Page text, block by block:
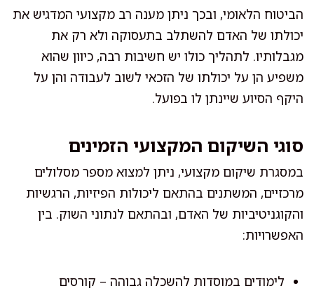
הביטוח הלאומי, ובכך ניתן מענה רב מקצועי המדגיש את
יכולתו של האדם להשתלב בתעסוקה ולא רק את
מגבלותיו. לתהליך כולו יש חשיבות רבה, כיוון שהוא
משפיע הן על יכולתו של הזכאי לשוב לעבודה והן על
היקף הסיוע שיינתן לו בפועל.
סוגי השיקום המקצועי הזמינים
במסגרת שיקום מקצועי, ניתן למצוא מספר מסלולים
מרכזיים, המשתנים בהתאם ליכולות הפיזיות, הרגשיות
והקוגניטיביות של האדם, ובהתאם לנתוני השוק. בין
האפשרויות:
לימודים במוסדות להשכלה גבוהה – קורסים